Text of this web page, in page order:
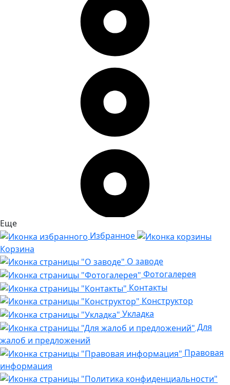
Еще
Избранное
Корзина
О заводе
Фотогалерея
Контакты
Конструктор
Укладка
Для
жалоб и предложений
Правовая
информация